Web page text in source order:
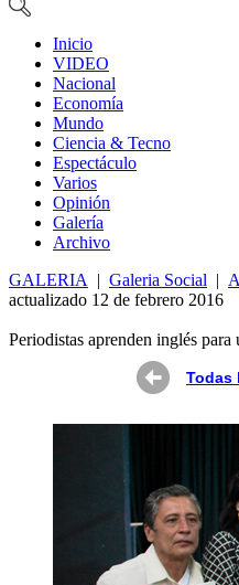
Inicio
VIDEO
Nacional
Economía
Mundo
Ciencia & Tecno
Espectáculo
Varios
Opinión
Galería
Archivo
GALERIA
| Galeria Social |
actualizado 12 de febrero 2016
Periodistas aprenden inglés
Todas